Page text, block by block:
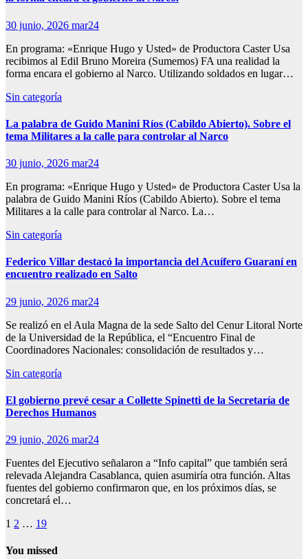
30 junio, 2026 mar24
En programa: «Enrique Hugo y Usted» de Productora Caster Usa
recibimos al Edil Bruno Moreira (Sumemos) FA una realidad la
forma encara el gobierno al Narco. Utilizando soldados en lugar…
Sin categoría
La palabra de Guido Manini Ríos (Cabildo Abierto). Sobre el
tema Militares a la calle para controlar al Narco
30 junio, 2026 mar24
En programa: «Enrique Hugo y Usted» de Productora Caster Usa la
palabra de Guido Manini Ríos (Cabildo Abierto). Sobre el tema
Militares a la calle para controlar al Narco. La…
Sin categoría
Federico Villar destacó la importancia del Acuífero Guaraní en
encuentro realizado en Salto
29 junio, 2026 mar24
Se realizó en el Aula Magna de la sede Salto del Cenur Litoral Norte
de la Universidad de la República, el “Encuentro Final de
Coordinadores Nacionales: consolidación de resultados y…
Sin categoría
El gobierno prevé cesar a Collette Spinetti de la Secretaría de
Derechos Humanos
29 junio, 2026 mar24
Fuentes del Ejecutivo señalaron a “Info capital” que también será
relevada Alejandra Casablanca, quien asumiría otra función. Altas
fuentes del gobierno confirmaron que, en los próximos días, se
concretará el…
Paginación
de
1 2 … 19
You missed